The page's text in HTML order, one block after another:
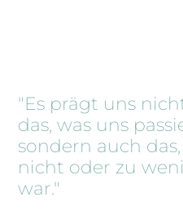
"Es prägt uns
das, was uns
sondern auch
nicht oder zu
war."